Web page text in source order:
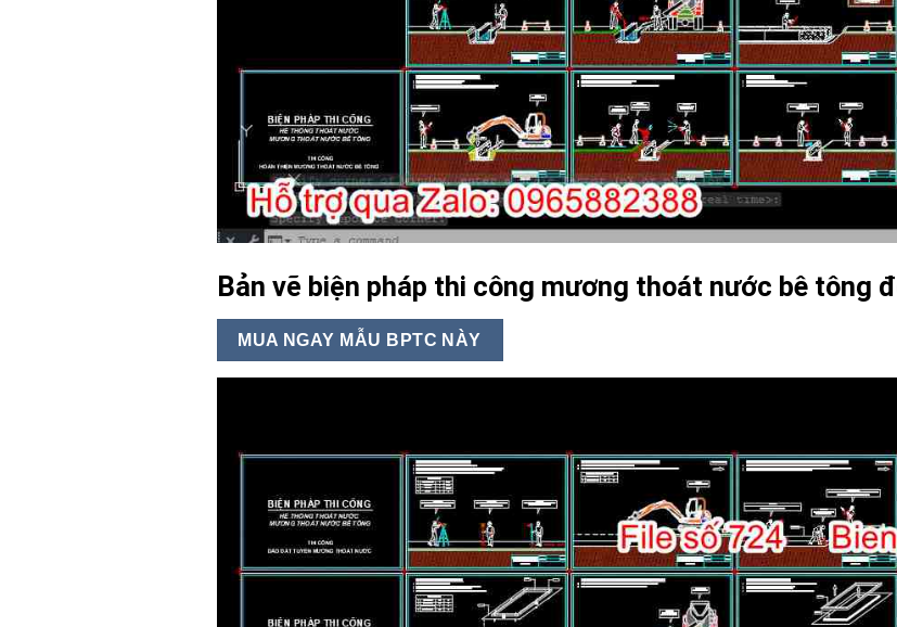
Bản vẽ biện pháp thi công mương thoát nước bê tông
MUA NGAY MẪU BPTC NÀY